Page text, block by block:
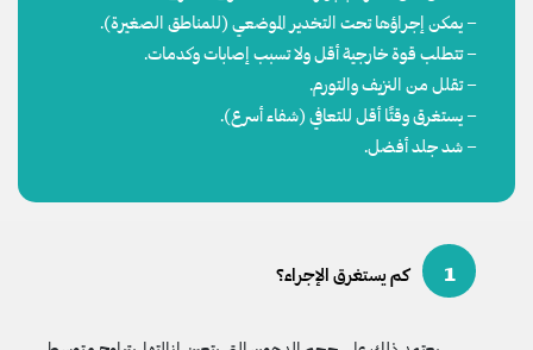
– يمكن إجراؤها تحت التخدير الموضعي (للمناطق الصغيرة).
– تتطلب قوة خارجية أقل ولا تسبب إصابات وكدمات.
– تقلل من النزيف والتورم.
– يستغرق وقتًا أقل للتعافي (شفاء أسرع).
– شد جلد أفضل.
1 كم يستغرق الإجراء؟